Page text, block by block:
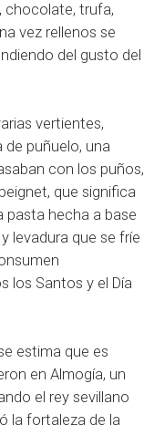
chocolate, trufa,
vez rellenos se
del gusto del
vertientes,
de puñuelo, una
con los puños,
que significa
pasta hecha a base
levadura que se fríe
los Santos y el Día
estima que es
en Almogía, un
el rey sevillano
la fortaleza de la